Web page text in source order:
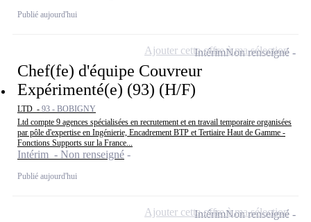
Publié aujourd'hui
Chef(fe) d'équipe Couvreur
Expérimenté(e) (93) (H/F)
LTD - 93 - BOBIGNY
Ltd compte 9 agences spécialisées en recrutement et en travail temporaire organisées
par pôle d'expertise en Ingénierie, Encadrement BTP et Tertiaire Haut de Gamme -
Fonctions Supports sur la France...
Intérim - Non renseigné
Publié aujourd'hui
IntérimNon renseigné
Ajouter cette offre à ma sélection
IntérimNon renseigné
Ajouter cette offre à ma sélection